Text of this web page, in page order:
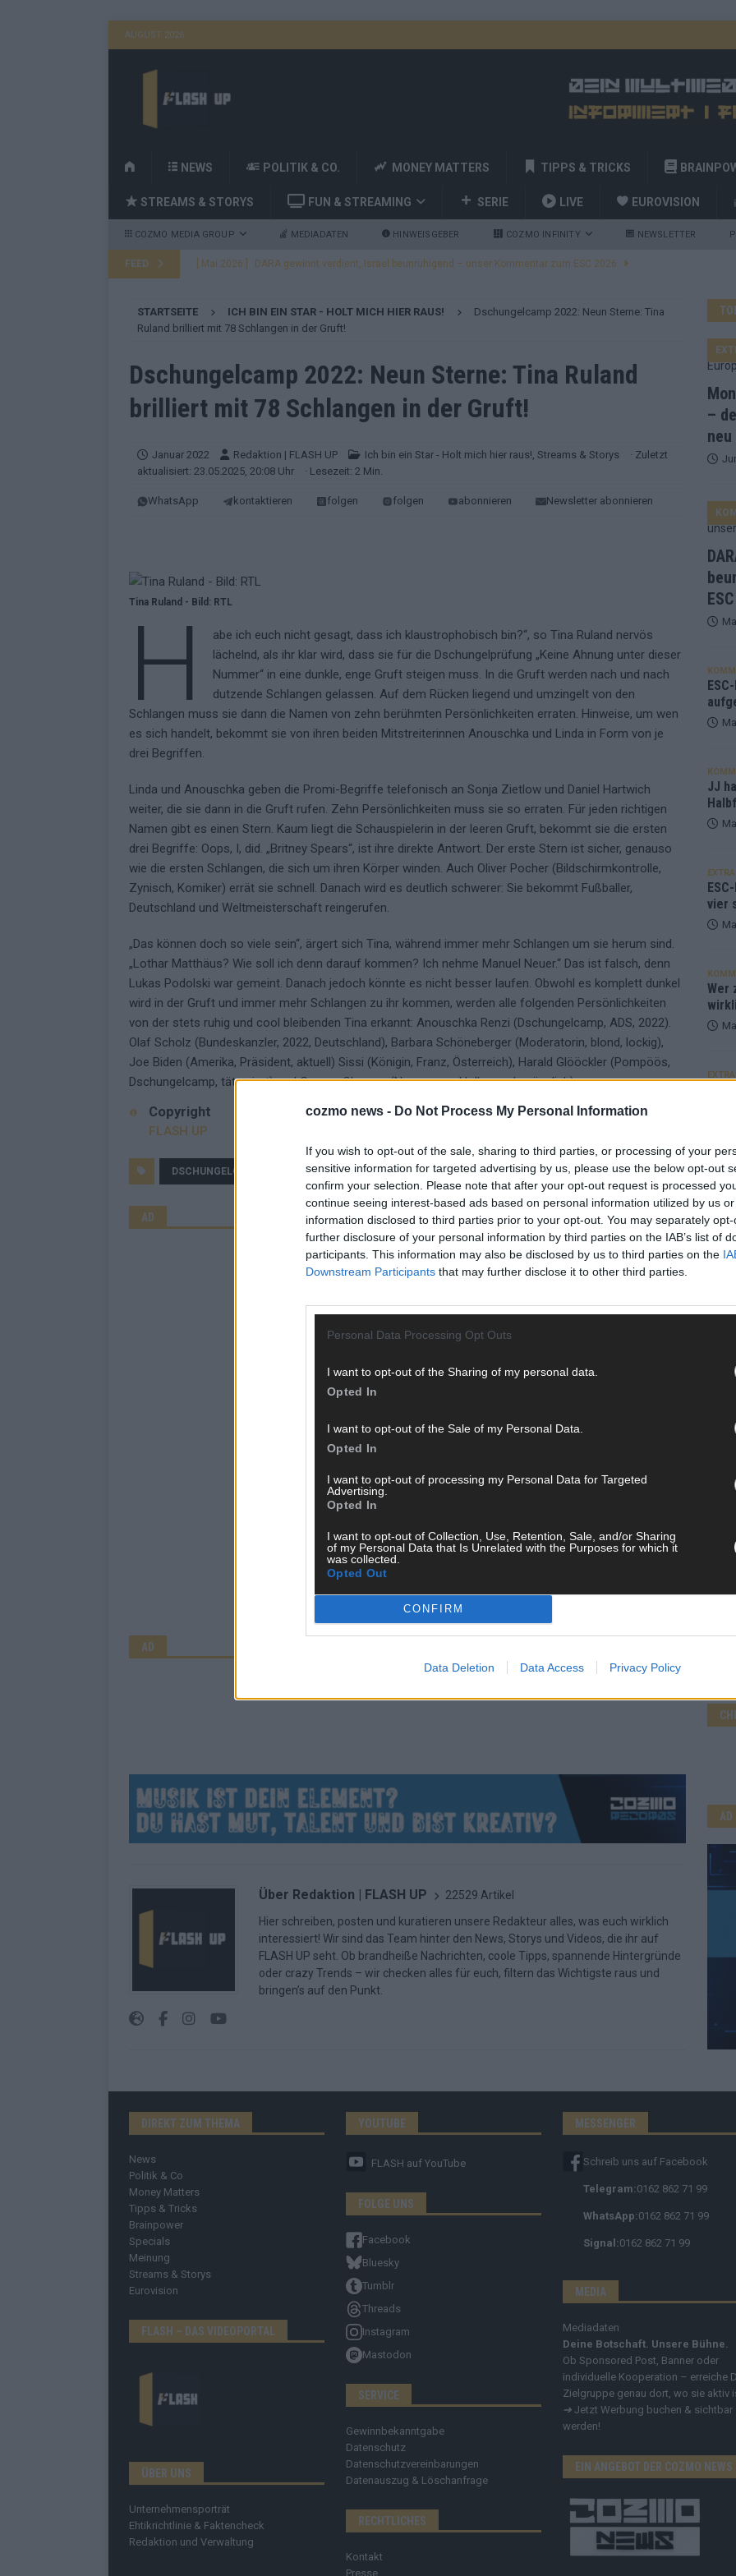
cozmo news - Do Not Process My Personal Information
If you wish to opt-out of the sale, sharing to third parties, or processing of your
sensitive information for targeted advertising by us, please use the below opt-out
confirm your selection. Please note that after your opt-out request is processed
continue seeing interest-based ads based on personal information utilized by us
information disclosed to third parties prior to your opt-out. You may separately
further disclosure of your personal information by third parties on the IAB’s list of
participants. This information may also be disclosed by us to third parties on the
Downstream Participants that may further disclose it to other third parties.
Personal Data Processing Opt Outs
I want to opt-out of the Sharing of my personal data.
Opted In
I want to opt-out of the Sale of my Personal Data.
Opted In
I want to opt-out of processing my Personal Data for Targeted
Advertising.
Opted In
I want to opt-out of Collection, Use, Retention, Sale, and/or Sharing
of my Personal Data that Is Unrelated with the Purposes for which it
was collected.
Opted Out
CONFIRM
Data Deletion Data Access Privacy Policy
AUGUST 2026
H
M
E
NEWS POLITIK & CO. MONEY MATTERS TIPPS & TRICKS
STREAMS & STORYS FUN & STREAMING SERIE LIVE EUROVISION
COZMO MEDIA GROUP MEDIADATEN HINWEISGEBER COZMO INFINITY NEWSLETTER
FEED [ Mai 2026 ] DARA gewinnt den ESC – Bulgarien jubelt, Israel sorgt für Diskussionen, Deutschland geht
JJ, Lordi, Verka Serduchka und Billy Joel – das ESC-Finale wird eine Party
EUROVISION
[ Mai 2026 ] ESC-Finale morgen: Finnland Favorit, Australien aufgestiegen – alle 25 Acts im Kurzcheck
[ Mai 2026 ] „Douze Points“ – wie eine Zahl zur Ikone wurde: 70 Jahre ESC-Wertungsgeschichte!
[ Mai 2026 ]
[ Juni 2026 ] Monaco, Sallys Café, Westernbrauerei – der Europa-Park 2026 macht vieles neu EXTRA
DARA gewinnt verdient, Israel beunruhigend – unser Kommentar zum ESC 2026
KOMMENTAR
STARTSEITE ICH BIN EIN STAR - HOLT MICH HIER RAUS!
Dschungelcamp 2022: Neun Sterne: Tina
Ruland brilliert mit 78 Schlangen in der Gruft!
Dschungelcamp 2022: Neun Sterne: Tina Ruland
brilliert mit 78 Schlangen in der Gruft!
Januar 2022 Redaktion | FLASH UP Ich bin ein Star - Holt mich hier raus!, Streams & Storys
· Zuletzt
aktualisiert: 23.05.2025, 20:08 Uhr
· Lesezeit: 2 Min.
WhatsApp kontaktieren folgen folgen abonnieren Newsletter abonnieren
Tina Ruland - Bild: RTL
H
abe ich euch nicht gesagt, dass ich klaustrophobisch bin?“, so Tina Ruland nervös
lächelnd, als ihr klar wird, dass sie für die Dschungelprüfung „Keine Ahnung unter dieser
Nummer“ in eine dunkle, enge Gruft steigen muss. In die Gruft werden nach und nach
dutzende Schlangen gelassen. Auf dem Rücken liegend und umzingelt von den
Schlangen muss sie dann die Namen von zehn berühmten Persönlichkeiten erraten. Hinweise, um wen
es sich handelt, bekommt sie von ihren beiden Mitstreiterinnen Anouschka und Linda in Form von je
drei Begriffen.
Linda und Anouschka geben die Promi-Begriffe telefonisch an Sonja Zietlow und Daniel Hartwich
weiter, die sie dann in die Gruft rufen. Zehn Persönlichkeiten muss sie so erraten. Für jeden richtigen
Namen gibt es einen Stern. Kaum liegt die Schauspielerin in der leeren Gruft, bekommt sie die ersten
drei Begriffe: Oops, I, did. „Britney Spears“, ist ihre direkte Antwort. Der erste Stern ist sicher, genauso
wie die ersten Schlangen, die sich um ihren Körper winden. Auch Oliver Pocher (Bildschirmkontrolle,
Zynisch, Komiker) errät sie schnell. Danach wird es deutlich schwerer: Sie bekommt Fußballer,
Deutschland und Weltmeisterschaft reingerufen.
„Das können doch so viele sein“, ärgert sich Tina, während immer mehr Schlangen um sie herum sind.
„Lothar Matthäus? Wie soll ich denn darauf kommen? Ich nehme Manuel Neuer.“ Das ist falsch, denn
Lukas Podolski war gemeint. Danach jedoch könnte es nicht besser laufen. Obwohl es komplett dunkel
wird in der Gruft und immer mehr Schlangen zu ihr kommen, werden alle folgenden Persönlichkeiten
von der stets ruhig und cool bleibenden Tina erkannt: Anouschka Renzi (Dschungelcamp, ADS, 2022).
Olaf Scholz (Bundeskanzler, 2022, Deutschland), Barbara Schöneberger (Moderatorin, blond, lockig),
Joe Biden (Amerika, Präsident, aktuell) Sissi (Königin, Franz, Österreich), Harald Glööckler (Pompöös,
Dschungelcamp, tätowiert) und George Clooney (Nespresso, Hollywood, männlich).
Copyright
FLASH UP
DSCHUNGELCAMP FLASH UP PRÜFUNG TINA RULAND
AD
AD
Über Redaktion | FLASH UP 22529 Artikel
Hier schreiben, posten und kuratieren unsere Redakteur alles, was euch wirklich
interessiert! Wir sind das Team hinter den News, Storys und Videos, die ihr auf
FLASH UP seht. Ob brandheiße Nachrichten, coole Tipps, spannende Hintergründe
oder crazy Trends – wir checken alles für euch, filtern das Wichtigste raus und
bringen’s auf den Punkt.
–
neu
JJ
EXTRA
vier
Wer
EXTRA
AD
AD
DIREKT ZUM THEMA
News
Politik & Co
Money Matters
Tipps & Tricks
Brainpower
Specials
Meinung
Streams & Storys
Eurovision
FLASH – DAS VIDEOPORTAL
ÜBER UNS
Unternehmensporträt
Ehtikrichtlinie & Faktencheck
Redaktion und Verwaltung
YOUTUBE
FLASH auf YouTube
FOLGE UNS
Facebook
Bluesky
Tumblr
Threads
Instagram
Mastodon
SERVICE
Gewinnbekanntgabe
Datenschutz
Datenschutzvereinbarungen
Datenauszug & Löschanfrage
RECHTLICHES
Kontakt
Presse
MESSENGER
Schreib uns auf Facebook
Telegram:0162 862 71 99
WhatsApp:0162 862 71 99
Signal:0162 862 71 99
MEDIA
Mediadaten
Deine Botschaft. Unsere Bühne.
Ob Sponsored Post, Banner oder
individuelle Kooperation – erreiche
Zielgruppe genau dort, wo sie aktiv
➔ Jetzt Werbung buchen & sichtbar
werden!
EIN ANGEBOT DER COZMO NEWS